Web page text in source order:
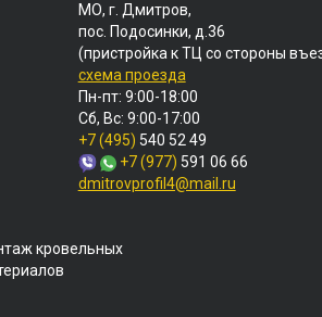
МО, г. Дмитров,
пос. Подосинки, д.36
(пристройка к ТЦ со стороны
схема проезда
Пн-пт: 9:00-18:00
Сб, Вс: 9:00-17:00
+7 (495) 540 52 49
+7 (977) 591 06 66
dmitrovprofil4@mail.ru
кровельных